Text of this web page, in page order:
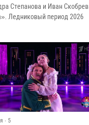
Степанова и Иван Скобрев
Ледниковый период 2026
· 5